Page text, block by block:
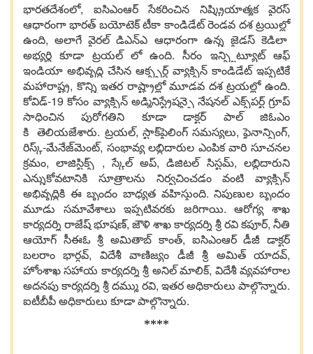
భారతదేశంలో, ఐసిఎంఆర్ సేకరించిన నిష్క్రియాత్మక వైరస్
ఆధారంగా భారత్ బయోటెక్ టీకా కాండిడేట్ రెండవ దశ ట్రయిల్లో
ఉంది, అలాగే వైరల్ డిఎన్ఎ ఆధారంగా ఉన్న జైడస్ కెడిలా
అభ్యర్థి కూడా ట్రయల్ లో ఉంది. సీరం ఇన్స్టిట్యూట్ ఆఫ్
ఇండియా అభివృద్ధి చేసిన ఆక్స్ఫర్డ్ వ్యాక్సిన్ కాండిడేట్ ఇప్పటికే
మహారాష్ట్ర, కొన్ని ఇతర రాష్ట్రాల్లో మూడవ దశ ట్రయల్లో ఉంది.
కోవిడ్-19 కోసం వ్యాక్సిన్ అడ్మినిస్ట్రేషన్పై నేషనల్ ఎక్స్‌పర్ట్ గ్రూప్
సాధించిన పురోగతిని కూడా డాక్టర్ పాల్ జిఓఎం
కి తెలియజేశారు. ట్రయల్, స్టాక్‌పైలింగ్ సమస్యలు, ఫైనాన్సింగ్,
రిస్క్-మేనేజ్‌మెంట్, సంభావ్య లబ్ధిదారుల ఎంపిక వారి సూచనల
క్రమం, లాజిస్టిక్స్ , స్కేల్ అప్, డిజిటల్ సిస్టమ్, లబ్ధిదారుని
ఎన్నుకోవటానికి సూత్రాలను నిర్వచించడం వంటి వ్యాక్సిన్
అభివృద్ధికి ఈ బృందం బాధ్యత వహిస్తుంది. నిపుణుల బృందం
మూడు సమావేశాలు ఇప్పటివరకు జరిగాయి. ఆరోగ్య శాఖ
కార్యదర్శి రాజేష్ భూషణ్, జౌళి శాఖ కార్యదర్శి శ్రీ రవి కపూర్, నీతి
ఆయోగ్ సీఈఓ శ్రీ అమితాబ్ కాంత్, ఐసిఎంఆర్ డీజీ డాక్టర్
బలరాం భార్గవ్, విదేశీ వాణిజ్యం డీజీ శ్రీ అమిత్ యాదవ్,
హోంశాఖ సహాయ కార్యదర్శి శ్రీ అనిల్ మాలిక్, విదేశీ వ్యవహారాల
అదనపు కార్యదర్శి శ్రీ దమ్ము రవి, ఇతర అధికారులు పాల్గొన్నారు.
ఐటీబీపీ అధికారులు కూడా పాల్గొన్నారు.
****